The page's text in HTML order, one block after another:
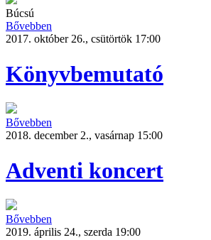
Búcsú
Bővebben
2017. október 26., csütörtök 17:00
Könyvbemutató
Bővebben
2018. december 2., vasárnap 15:00
Adventi koncert
Bővebben
2019. április 24., szerda 19:00